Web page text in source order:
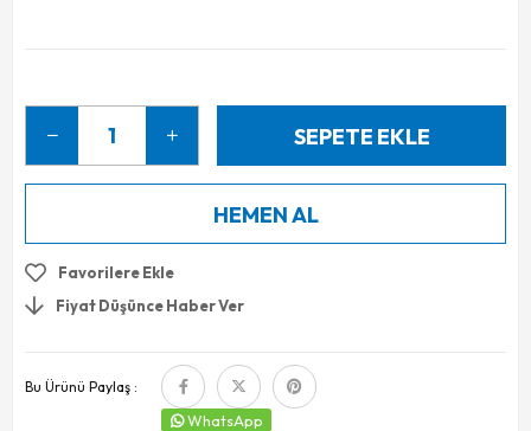
Favorilere Ekle
Fiyat Düşünce Haber Ver
Bu Ürünü Paylaş :
WhatsApp